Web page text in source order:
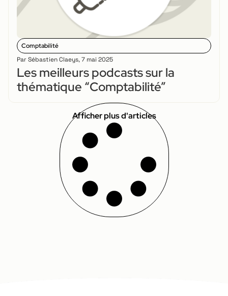
Comptabilité
Par Sébastien Claeys,7 mai 2025
Les meilleurs podcasts sur la
thématique “Comptabilité”
Afficher plus d'articles